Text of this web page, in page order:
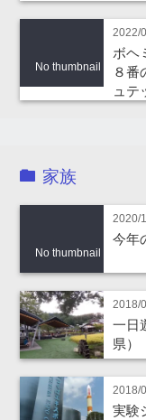
No thumbnail
2022/
ボヘ
８番
ュテ
家族
No thumbnail
2020/
今年
2018/
一日
県）
2018/
実験